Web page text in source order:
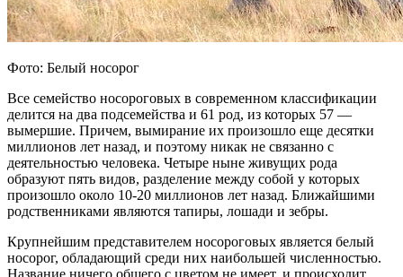
Фото: Белый носорог
Все семейство носороговых в современном классификации
делится на два подсемейства и 61 род, из которых 57 —
вымершие. Причем, вымирание их произошло еще десятки
миллионов лет назад, и поэтому никак не связанно с
деятельностью человека. Четыре ныне живущих рода
образуют пять видов, разделение между собой у которых
произошло около 10-20 миллионов лет назад. Ближайшими
родственниками являются тапиры, лошади и зебры.
Крупнейшим представителем носороговых является белый
носорог, обладающий среди них наибольшей численностью.
Название ничего общего с цветом не имеет, и происходит